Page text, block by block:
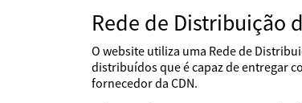
Rede de Distribuição
O website utiliza uma Rede de
distribuídos que é capaz de entregar
fornecedor da CDN.